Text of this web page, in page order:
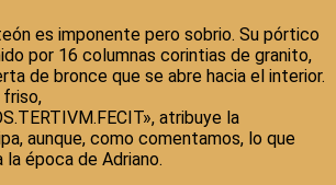
es imponente pero sobrio. Su pórtico
por 16 columnas corintias de granito,
de bronce que se abre hacia el interior.
friso,
atribuye la
aunque, como comentamos, lo que
época de Adriano.